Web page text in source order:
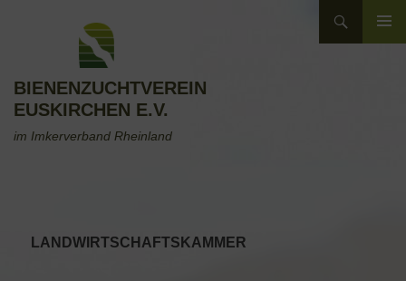
BIENENZUCHTVEREIN
EUSKIRCHEN E.V.
im Imkerverband Rheinland
LANDWIRTSCHAFTSKAMMER